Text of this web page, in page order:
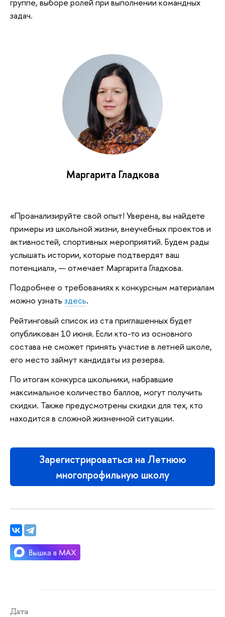
задач.
Маргарита Гладкова
«Проанализируйте свой опыт! Уверена, вы найдете
примеры из школьной жизни, внеучебных проектов и
активностей, спортивных мероприятий. Будем рады
услышать истории, которые подтвердят ваш
потенциал», — отмечает Маргарита Гладкова.
Подробнее о требованиях к конкурсным материалам
можно узнать здесь.
Рейтинговый список из ста приглашенных будет
опубликован 10 июня. Если кто-то из основного
состава не сможет принять участие в летней школе,
его место займут кандидаты из резерва.
По итогам конкурса школьники, набравшие
максимальное количество баллов, могут получить
скидки. Также предусмотрены скидки для тех, кто
находится в сложной жизненной ситуации.
Зарегистрироваться на Летнюю
многопрофильную школу
Дата